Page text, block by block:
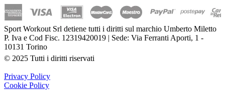
Sport Workout Srl detiene tutti i diritti sul marchio Umberto Miletto
P. Iva e Cod Fisc. 12319420019 | Sede: Via Ferranti Aporti, 1 -
10131 Torino
© 2025 Tutti i diritti riservati
Privacy Policy
Cookie Policy